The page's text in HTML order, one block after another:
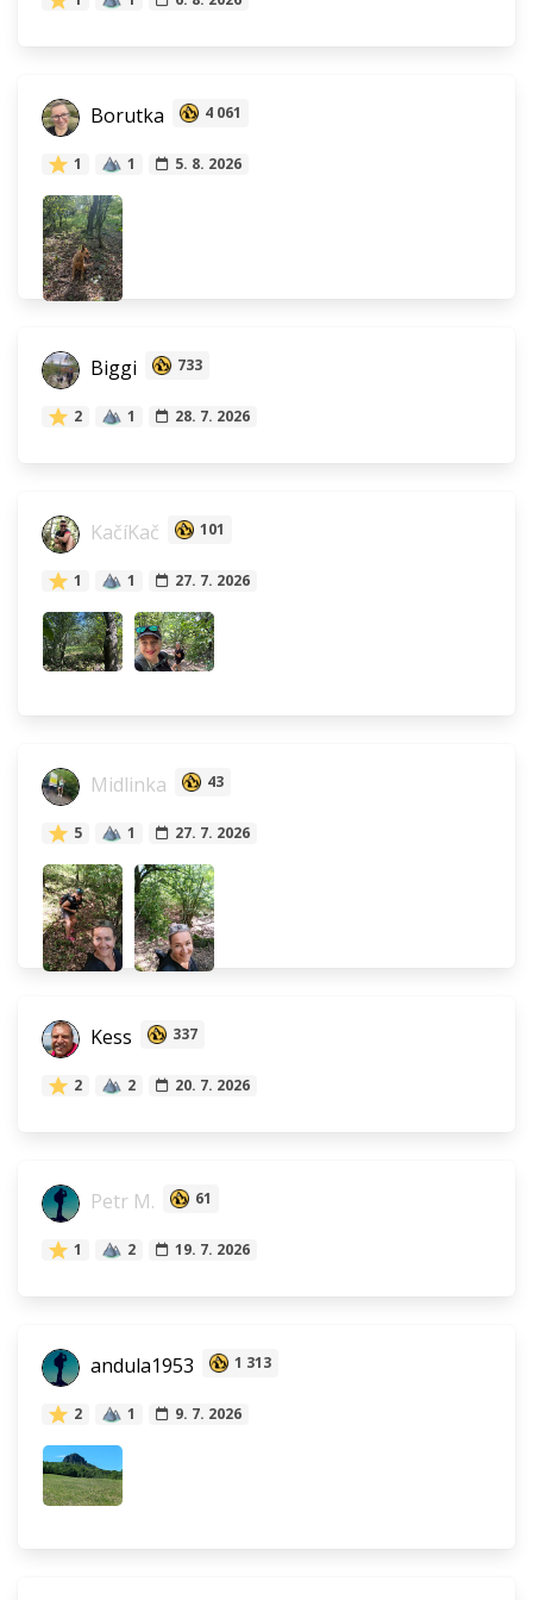
Borutka 4 061
1 1 5. 8. 2026
Biggi 733
2 1 28. 7. 2026
KačíKač 101
1 1 27. 7. 2026
Midlinka 43
5 1 27. 7. 2026
Kess 337
2 2 20. 7. 2026
Petr M. 61
1 2 19. 7. 2026
andula1953 1 313
2 1 9. 7. 2026